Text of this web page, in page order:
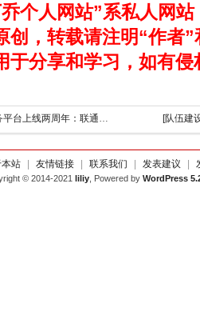
个人网站”系私人网
创，转载请注明“作者
于分享和学习，如有
[我为群众办实事]国家政务服务平台上线两周年：联通南北西东，一网通办解民忧 [队伍建
本站 友情链接 联系我们 发表建议
© 2014-2021 liliy , Powered by WordPress